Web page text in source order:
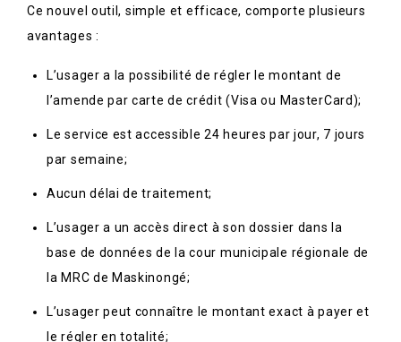
Ce nouvel outil, simple et efficace, comporte plusieurs
avantages :
L’usager a la possibilité de régler le montant de
l’amende par carte de crédit (Visa ou MasterCard);
Le service est accessible 24 heures par jour, 7 jours
par semaine;
Aucun délai de traitement;
L’usager a un accès direct à son dossier dans la
base de données de la cour municipale régionale de
la MRC de Maskinongé;
L’usager peut connaître le montant exact à payer et
le régler en totalité;